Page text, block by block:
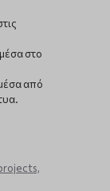
στο
από